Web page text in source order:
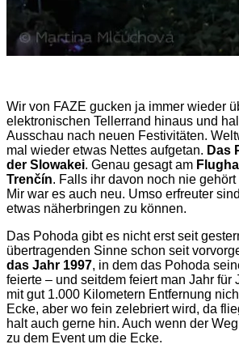
Wir von FAZE gucken ja immer wieder
elektronischen Tellerrand hinaus und
Ausschau nach neuen Festivitäten.
mal wieder etwas Nettes aufgetan. Das
der Slowakei. Genau gesagt am
Trenčín. Falls ihr davon noch nie gehört
Mir war es auch neu. Umso erfreuter
etwas näherbringen zu können.
Das Pohoda gibt es nicht erst seit
übertragenden Sinne schon seit
das Jahr 1997, in dem das Pohoda
feierte – und seitdem feiert man Jahr für
mit gut 1.000 Kilometern Entfernung
Ecke, aber wo fein zelebriert wird, da
halt auch gerne hin. Auch wenn der
zu dem Event um die Ecke.